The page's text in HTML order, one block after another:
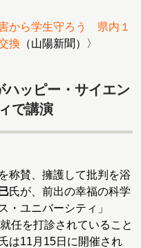
から学生守ろう 県内１
換 （山陽新聞）〉
ッピー・サイエン
で講演
称賛、擁護して批判を浴
氏が、前出の幸福の科学
・ユニバーシティ」
任を打診されていること
は11月15日に開催され